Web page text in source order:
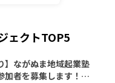
ェクトTOP5
】ながぬま地域起業塾
加者を募集します！